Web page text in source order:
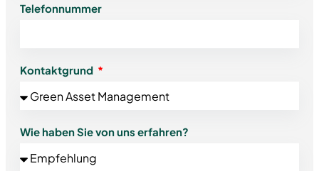
Telefonnummer
Kontaktgrund
Wie haben Sie von uns erfahren?